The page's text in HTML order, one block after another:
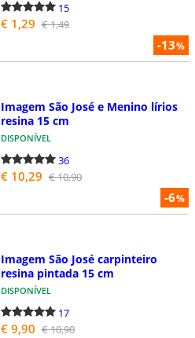
-13%
15
€ 1,29 € 1,49
-6%
Imagem São José e Menino lírios
resina 15 cm
DISPONÍVEL
36
€ 10,29 € 10,90
Imagem São José carpinteiro
resina pintada 15 cm
DISPONÍVEL
17
€ 9,90 € 10,90